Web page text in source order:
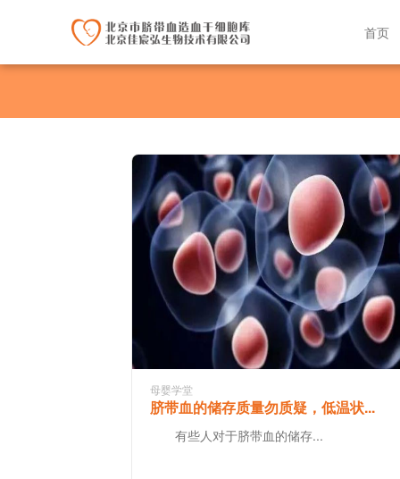
首页
母婴学堂
脐带血的储存质量勿质疑，低温状...
有些人对于脐带血的储存...